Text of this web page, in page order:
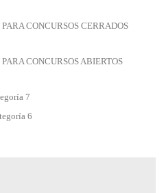
CONCURSOS CERRADOS
CONCURSOS ABIERTOS
7
6